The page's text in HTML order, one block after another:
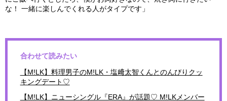
な！ 一緒に楽しんでくれる人がタイプです」
合わせて読みたい
【M!LK】料理男子のM!LK・塩﨑太智くんとのんびりクッ
キングデート♡
【M!LK】ニューシングル『ERA』が話題♡ M!LKメンバー